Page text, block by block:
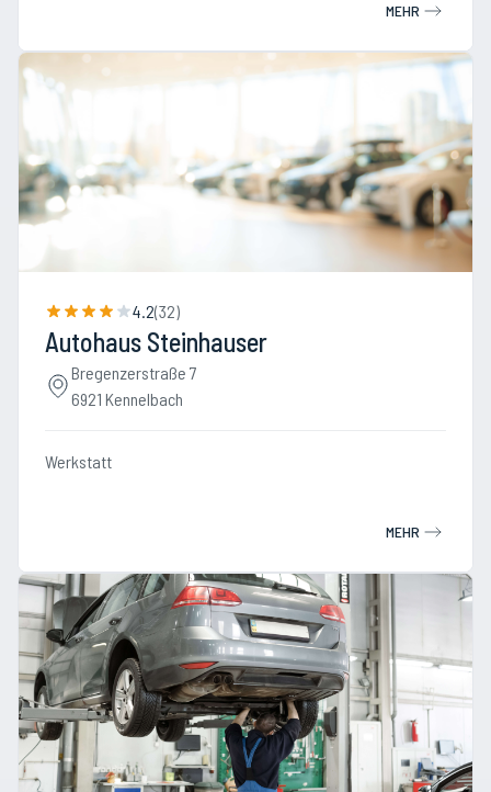
MEHR
4.2(32)
Autohaus Steinhauser
Bregenzerstraße 7
6921 Kennelbach
Werkstatt
MEHR